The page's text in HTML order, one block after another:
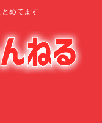
めてます